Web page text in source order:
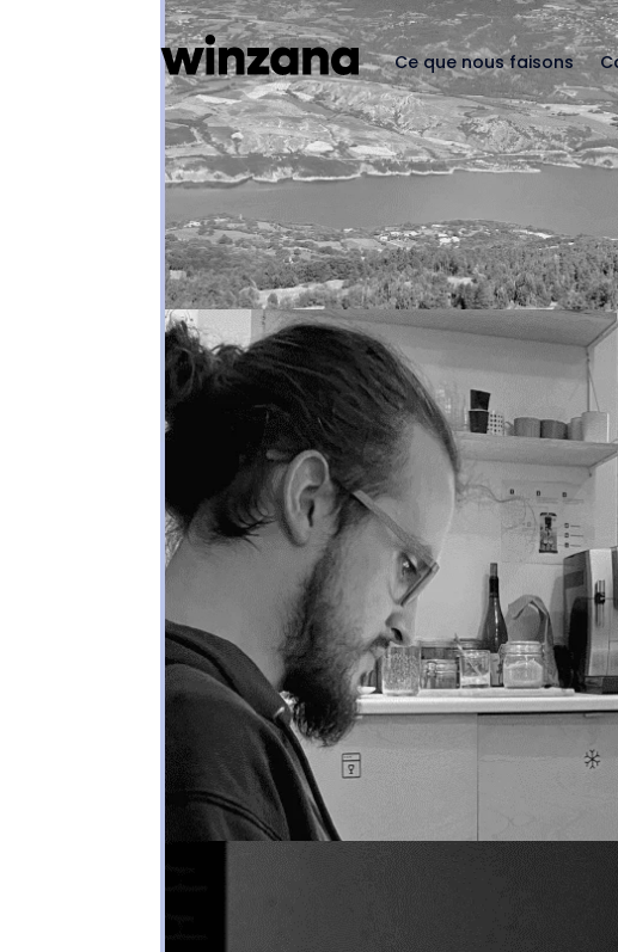
Ce que nous faisons
Le Green-Coding ou l’art
Internet.
par Astrid Van Hal | Oct 14, 2025| Ecologie
Le réchauffement climatique est aujourd’hui le
planète. Cet été 2022 en est la preuve, avec des
des pénuries d’eau potable… On ne va pas vous
Créer des sites accessibles
Astrid Van Hal